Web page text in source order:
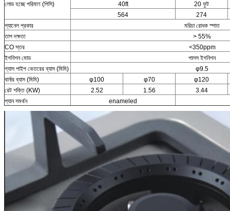
লোড হচ্ছে পরিমাণ (পিসি)
40ft
20 ফুট
564
274
প্যানেল প্রকার
মরিচা রোধক স্পাত
তাপ দক্ষতা
> 55%
CO স্তর
<350ppm
ইগনিশন মোড
পালস ইগনিশন
গ্যাস পাইপ ভেতরের ব্যাস (মিমি)
φ9.5
বার্নার ব্যাস (মিমি)
φ100 φ70
φ120
রেট শক্তি (KW)
2.52 1.56
3.44
প্যান সমর্থন
enameled